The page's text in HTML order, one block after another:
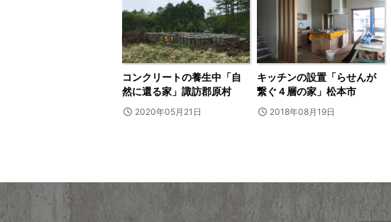
コンクリートの養生中「自
然に還る家」諏訪郡原村
2020年05月21日
キッチンの設置「らせんが
繋ぐ４層の家」松本市
2018年08月19日